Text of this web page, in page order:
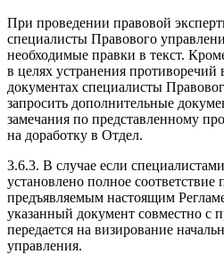
При проведении правовой
специалисты Правового
необходимые правки в текст.
в целях устранения противоречий
документах специалисты
запросить дополнительные
замечания по представленному
на доработку в Отдел.
3.6.3. В случае если
установлено полное соответствие
предъявляемым настоящим
указанный документ совместно с
передается на визирование
управления.